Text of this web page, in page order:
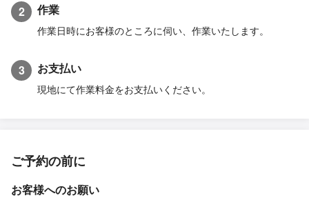
2 作業
作業日時にお客様のところに伺い、作業いたします。
3 お支払い
現地にて作業料金をお支払いください。
ご予約の前に
お客様へのお願い